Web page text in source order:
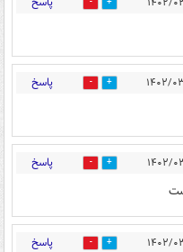
1
1 پاسخ
2 پاسخ
0 پاسخ